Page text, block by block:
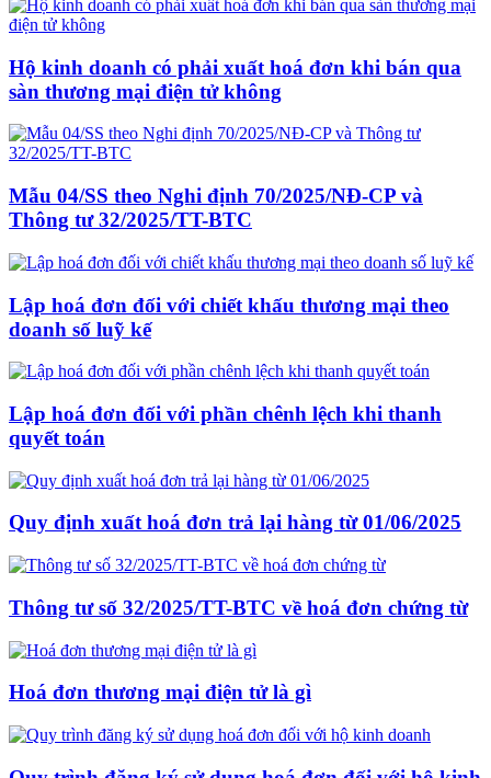
Hộ kinh doanh có phải xuất hoá đơn khi bán qua
sàn thương mại điện tử không
Mẫu 04/SS theo Nghi định 70/2025/NĐ-CP và
Thông tư 32/2025/TT-BTC
Lập hoá đơn đối với chiết khấu thương mại theo
doanh số luỹ kế
Lập hoá đơn đối với phần chênh lệch khi thanh
quyết toán
Quy định xuất hoá đơn trả lại hàng từ 01/06/2025
Thông tư số 32/2025/TT-BTC về hoá đơn chứng từ
Hoá đơn thương mại điện tử là gì